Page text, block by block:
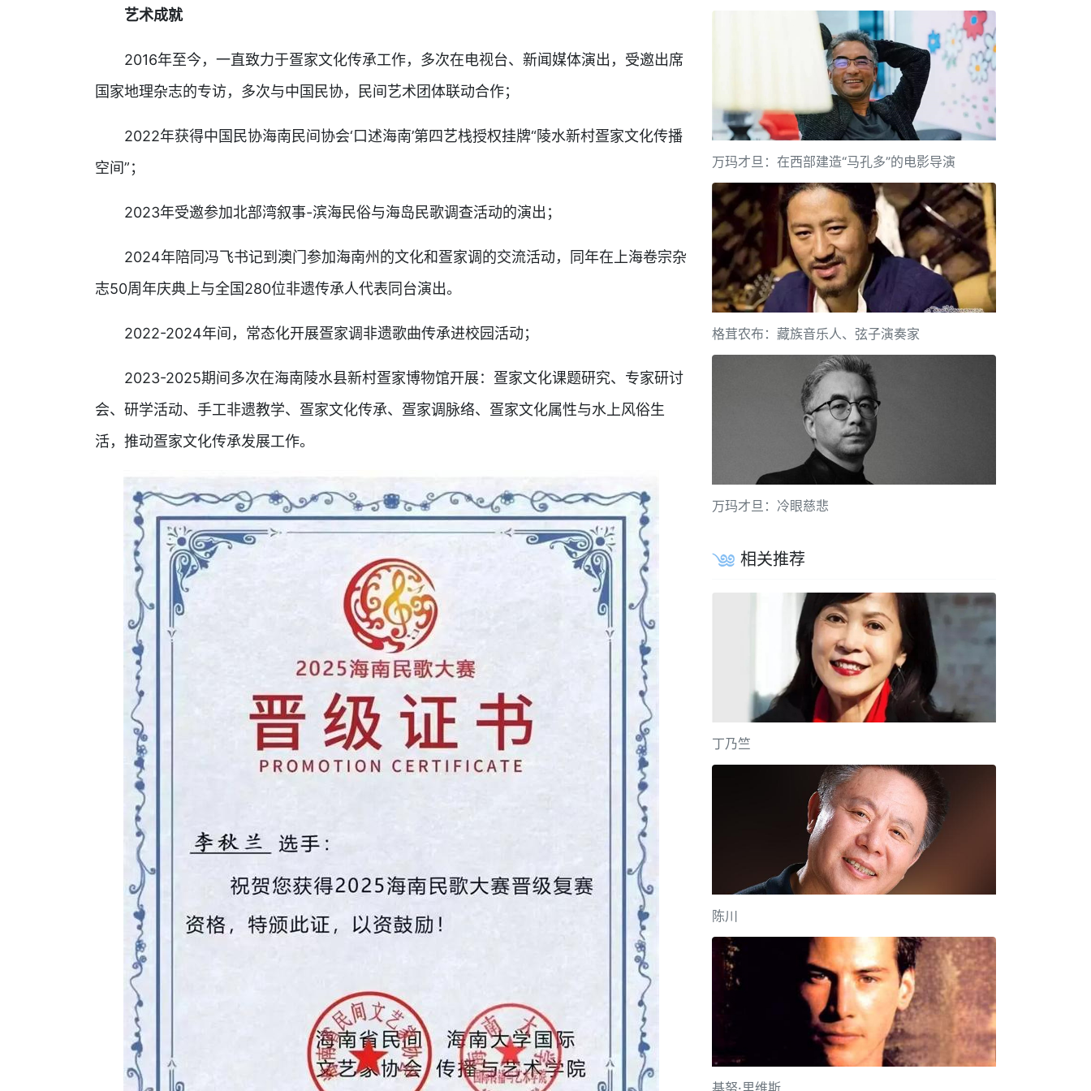
艺术成就
2016年至今，一直致力于疍家文化传承工作，多次在电视台、新闻媒体演出，受邀出席
国家地理杂志的专访，多次与中国民协，民间艺术团体联动合作；
2022年获得中国民协海南民间协会‘口述海南’第四艺栈授权挂牌“陵水新村疍家文化传播
空间”；
2023年受邀参加北部湾叙事-滨海民俗与海岛民歌调查活动的演出；
2024年陪同冯飞书记到澳门参加海南州的文化和疍家调的交流活动，同年在上海卷宗杂
志50周年庆典上与全国280位非遗传承人代表同台演出。
2022-2024年间，常态化开展疍家调非遗歌曲传承进校园活动；
2023-2025期间多次在海南陵水县新村疍家博物馆开展：疍家文化课题研究、专家研讨
会、研学活动、手工非遗教学、疍家文化传承、疍家调脉络、疍家文化属性与水上风俗生
活，推动疍家文化传承发展工作。
万玛才旦：在西部建造“马孔多”的电影导演
格茸农布：藏族音乐人、弦子演奏家
万玛才旦：冷眼慈悲
相关推荐
丁乃竺
陈川
基努·里维斯